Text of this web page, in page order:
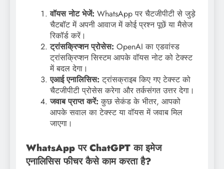
वॉयस नोट भेजें: WhatsApp पर चैटजीपीटी से जुड़े
चैटबॉट में अपनी आवाज में कोई प्रश्न पूछें या मैसेज
रिकॉर्ड करें।
ट्रांसक्रिप्शन प्रोसेस: OpenAI का एडवांस्ड
ट्रांसक्रिप्शन सिस्टम आपके वॉयस नोट को टेक्स्ट
में बदल देगा।
एआई एनालिसिस: ट्रांसक्राइब किए गए टेक्स्ट को
चैटजीपीटी प्रोसेस करेगा और तर्कसंगत उत्तर देगा।
जवाब प्राप्त करें: कुछ सेकंड के भीतर, आपको
आपके सवाल का टेक्स्ट या वॉयस में जवाब मिल
जाएगा।
WhatsApp पर ChatGPT का इमेज
एनालिसिस फीचर कैसे काम करता है?